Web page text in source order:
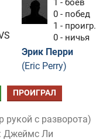
1 - боев
0 - побед
1 - проигр.
0 - ничья
Эрик Перри
(Eric Perry)
ПРОИГРАЛ
рукой с разворота)
Джеймс Ли